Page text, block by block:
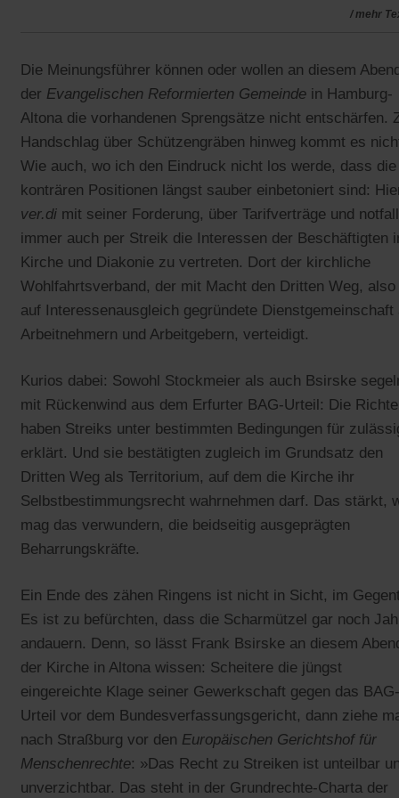
/ mehr
Die Meinungsführer können oder wollen an diesem
der Evangelischen Reformierten Gemeinde in Hamburg-
Altona die vorhandenen Sprengsätze nicht entschärfen.
Handschlag über Schützengräben hinweg kommt es
Wie auch, wo ich den Eindruck nicht los werde, dass die
konträren Positionen längst sauber einbetoniert sind:
ver.di mit seiner Forderung, über Tarifverträge und
immer auch per Streik die Interessen der Beschäftigten
Kirche und Diakonie zu vertreten. Dort der kirchliche
Wohlfahrtsverband, der mit Macht den Dritten Weg, also
auf Interessenausgleich gegründete Dienstgemeinschaft
Arbeitnehmern und Arbeitgebern, verteidigt.
Kurios dabei: Sowohl Stockmeier als auch Bsirske
mit Rückenwind aus dem Erfurter BAG-Urteil: Die
haben Streiks unter bestimmten Bedingungen für
erklärt. Und sie bestätigten zugleich im Grundsatz den
Dritten Weg als Territorium, auf dem die Kirche ihr
Selbstbestimmungsrecht wahrnehmen darf. Das stärkt,
mag das verwundern, die beidseitig ausgeprägten
Beharrungskräfte.
Ein Ende des zähen Ringens ist nicht in Sicht, im
Es ist zu befürchten, dass die Scharmützel gar noch
andauern. Denn, so lässt Frank Bsirske an diesem
der Kirche in Altona wissen: Scheitere die jüngst
eingereichte Klage seiner Gewerkschaft gegen das BAG-
Urteil vor dem Bundesverfassungsgericht, dann ziehe
nach Straßburg vor den Europäischen Gerichtshof für
Menschenrechte: »Das Recht zu Streiken ist unteilbar
unverzichtbar. Das steht in der Grundrechte-Charta der